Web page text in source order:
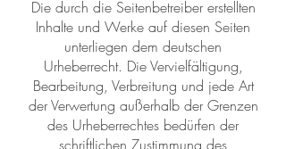
Die durch die Seitenbetreiber erstellten
Inhalte und Werke auf diesen Seiten
unterliegen dem deutschen
Urheberrecht. Die Vervielfältigung,
Bearbeitung, Verbreitung und jede Art
der Verwertung außerhalb der Grenzen
des Urheberrechtes bedürfen der
schriftlichen Zustimmung des